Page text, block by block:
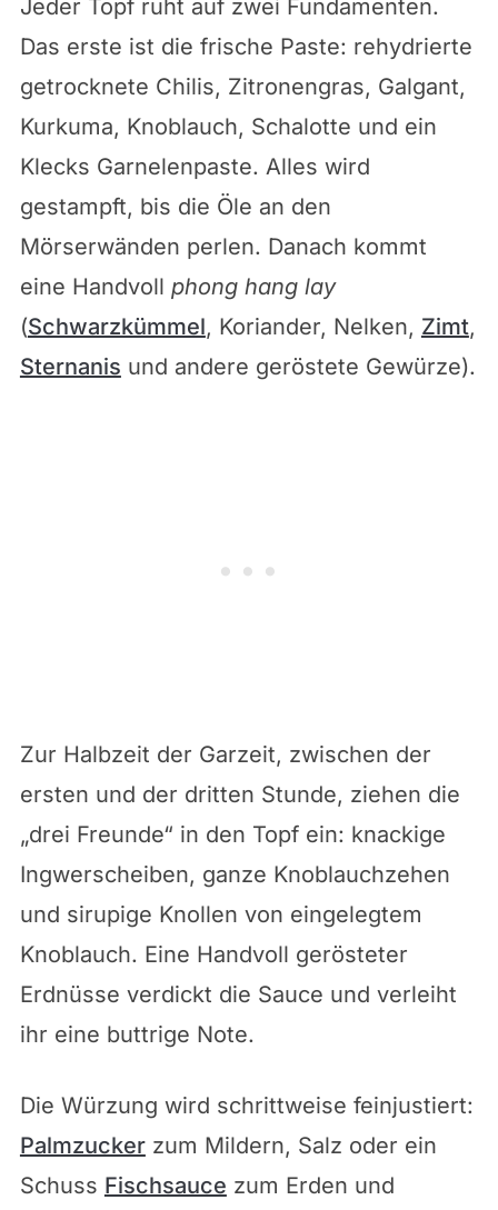
Jeder Topf ruht auf zwei Fundamenten.
Das erste ist die frische Paste: rehydrierte
getrocknete Chilis, Zitronengras, Galgant,
Kurkuma, Knoblauch, Schalotte und ein
Klecks Garnelenpaste. Alles wird
gestampft, bis die Öle an den
Mörserwänden perlen. Danach kommt
eine Handvoll phong hang lay
(Schwarzkümmel, Koriander, Nelken, Zimt,
Sternanis und andere geröstete Gewürze).
Zur Halbzeit der Garzeit, zwischen der
ersten und der dritten Stunde, ziehen die
„drei Freunde“ in den Topf ein: knackige
Ingwerscheiben, ganze Knoblauchzehen
und sirupige Knollen von eingelegtem
Knoblauch. Eine Handvoll gerösteter
Erdnüsse verdickt die Sauce und verleiht
ihr eine buttrige Note.
Die Würzung wird schrittweise feinjustiert:
Palmzuckerzum Mildern, Salz oder ein
Schuss Fischsauce zum Erden und